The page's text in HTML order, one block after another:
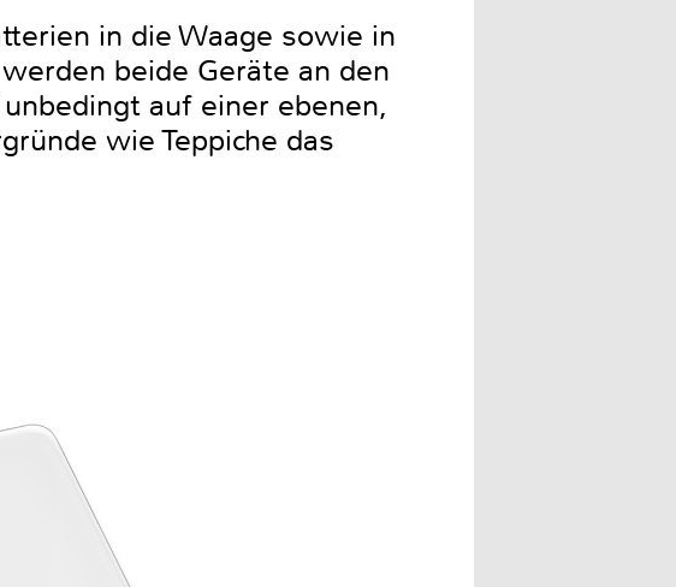
in die Waage sowie in
beide Geräte an den
auf einer ebenen,
wie Teppiche das